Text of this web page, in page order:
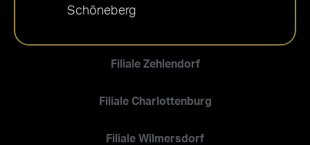
Filiale Zehlendorf
Filiale Charlottenburg
Filiale Wilmersdorf
Schöneberg